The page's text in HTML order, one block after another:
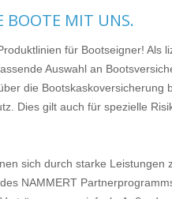
BOOTE MIT UNS.
für Bootseigner! Als
Auswahl an
die Bootskaskoversicherung
Dies gilt auch für spezielle
sich durch starke Leistungen
NAMMERT